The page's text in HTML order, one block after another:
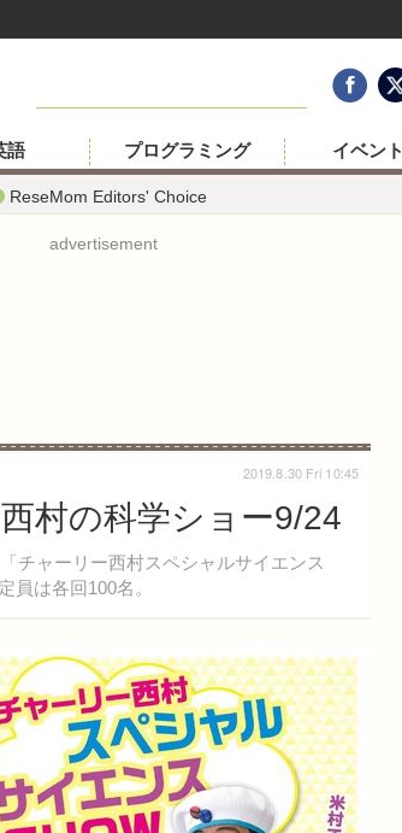
ReseMom Editors' Choice
語 プログラミング イベント
advertisement
村の科学ショー9/24
チャーリー西村スペシャルサイエンス
員は各回100名。
2019.8.30 Fri 10:45